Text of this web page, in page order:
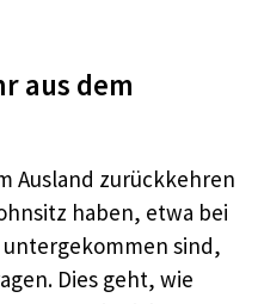
aus dem
Ausland zurückkehren
haben, etwa bei
sind,
Dies geht, wie